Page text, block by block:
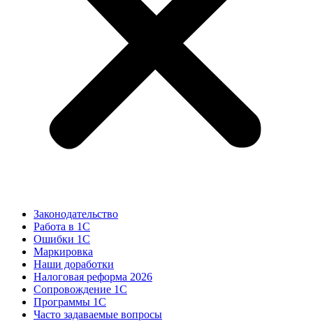
Законодательство
Работа в 1С
Ошибки 1С
Маркировка
Наши доработки
Налоговая реформа 2026
Сопровождение 1С
Программы 1С
Часто задаваемые вопросы